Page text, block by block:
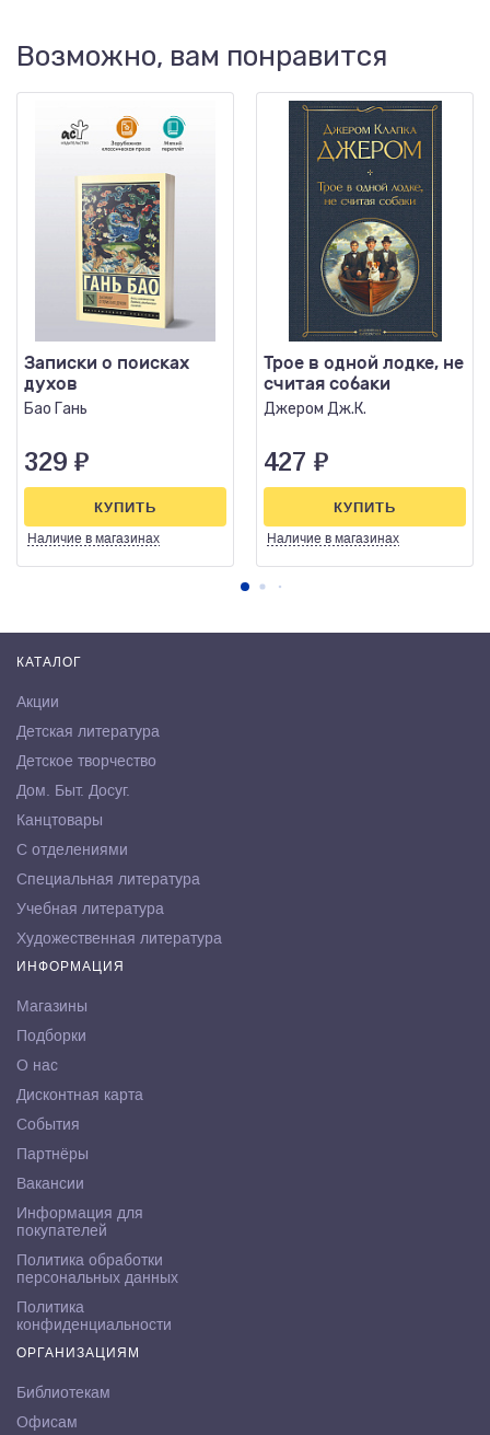
Возможно, вам понравится
Записки о поисках
духов
Бао Гань
329 ₽
Наличие в магазинах
КУПИТЬ
Трое в одной лодке, не
считая собаки
Джером Дж.К.
427 ₽
Наличие в магазинах
КУПИТЬ
КАТАЛОГ
Акции
Детская литература
Детское творчество
Дом. Быт. Досуг.
Канцтовары
С отделениями
Специальная литература
Учебная литература
Художественная литература
ИНФОРМАЦИЯ
Магазины
Подборки
О нас
Дисконтная карта
События
Партнёры
Вакансии
Информация для
покупателей
Политика обработки
персональных данных
Политика
конфиденциальности
ОРГАНИЗАЦИЯМ
Библиотекам
Офисам